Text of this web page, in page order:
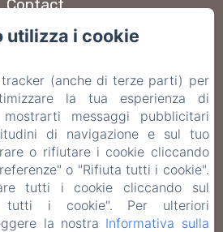
Contact
FAQ
Privacy
Note legali
sui cookie
FR ES IT DE
utilizza i cookie
(anche di terze parti) per
la tua esperienza di
messaggi pubblicitari
di navigazione e sul tuo
o rifiutare i cookie cliccando
o "Rifiuta tutti i cookie".
tutti i cookie cliccando sul
tutti i cookie". Per ulteriori
la nostra Informativa sulla